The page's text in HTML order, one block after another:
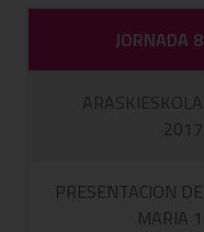
JORNADA 8
ARASKIESKOLA
2017
PRESENTACION DE
MARIA 1